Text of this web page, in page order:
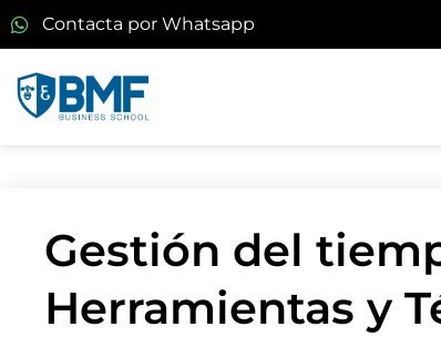
Contacta por Whatsapp
Gestión del
Herramientas y